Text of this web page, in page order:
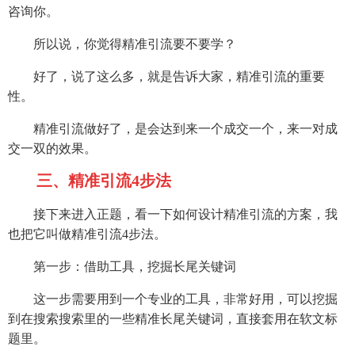
咨询你。
所以说，你觉得精准引流要不要学？
好了，说了这么多，就是告诉大家，精准引流的重要
性。
精准引流做好了，是会达到来一个成交一个，来一对成
交一双的效果。
三、精准引流4步法
接下来进入正题，看一下如何设计精准引流的方案，我
也把它叫做精准引流4步法。
第一步：借助工具，挖掘长尾关键词
这一步需要用到一个专业的工具，非常好用，可以挖掘
到在搜索搜索里的一些精准长尾关键词，直接套用在软文标
题里。